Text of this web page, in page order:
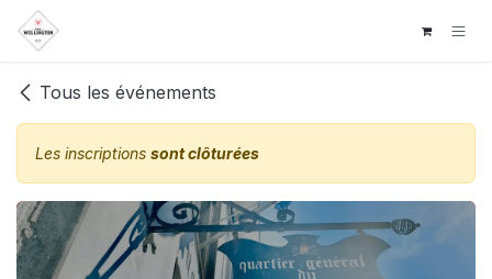
Se rendre au contenu
Tous les événements
Les inscriptions sont clôturées